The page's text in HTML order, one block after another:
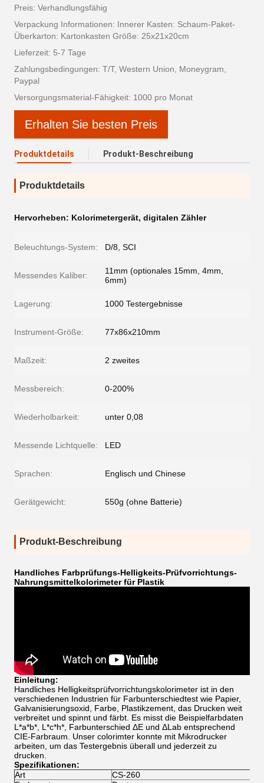
Preis: Verhandlungsfähig
Verpackung Informationen: Innerer Kasten: Schaum-Paket-
Überkarton: Kartonkasten Größe: 25x21x20cm
Lieferzeit: 5-7 Tage
Zahlungsbedingungen: T/T, Western Union, Moneygram,
Paypal
Versorgungsmaterial-Fähigkeit: 1000 pro Monat
Erhalten Sie besten Preis
Produktdetails Produkt-Beschreibung
Produktdetails
Hervorheben: Kolorimetergerät, digitalen Zähler
Beleuchtungs-System: D/8, SCI
Messendes Kaliber:
11mm (optionales 15mm, 4mm,
6mm)
Lagerung: 1000 Testergebnisse
Instrument-Größe: 77x86x210mm
Maßzeit: 2 zweites
Messbereich: 0-200%
Wiederholbarkeit: unter 0,08
Messende Lichtquelle: LED
Sprachen: Englisch und Chinese
Gerätgewicht: 550g (ohne Batterie)
Produkt-Beschreibung
Handliches Farbprüfungs-Helligkeits-Prüfvorrichtungs-
Nahrungsmittelkolorimeter für Plastik
Einleitung:
Handliches Helligkeitsprüfvorrichtungskolorimeter ist in den
verschiedenen Industrien für Farbunterschiedtest wie Papier,
Galvanisierungsoxid, Farbe, Plastikzement, das Drucken weit
verbreitet und spinnt und färbt. Es misst die Beispielfarbdaten
L*a*b*, L*c*h*, Farbunterschied ΔE und ΔLab entsprechend
CIE-Farbraum. Unser colorimter konnte mit Mikrodrucker
arbeiten, um das Testergebnis überall und jederzeit zu
drucken.
Spezifikationen:
Art
CS-260